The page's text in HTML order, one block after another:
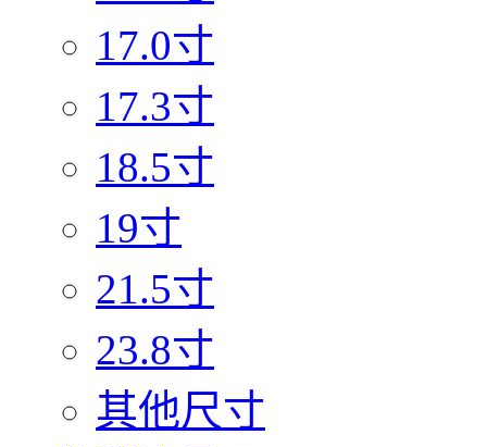
17.0寸
17.3寸
18.5寸
19寸
21.5寸
23.8寸
其他尺寸